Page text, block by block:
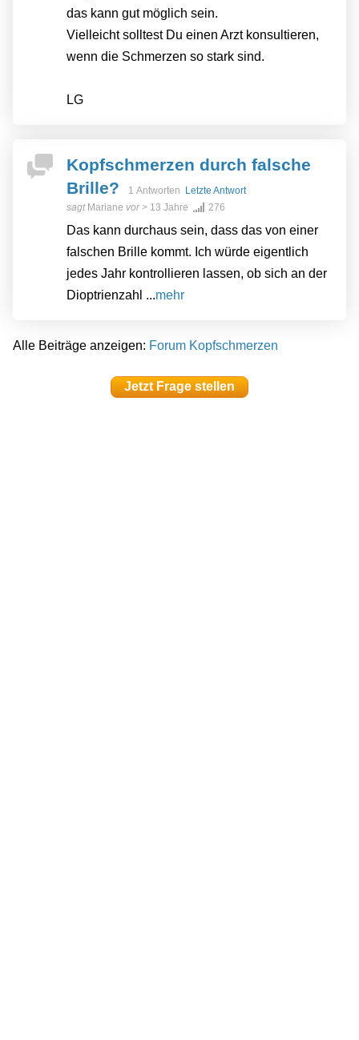
das kann gut möglich sein.
Vielleicht solltest Du einen Arzt konsultieren,
wenn die Schmerzen so stark sind.
LG
Kopfschmerzen durch falsche
Brille?
1 Antworten
Letzte Antwort
sagt Mariane vor> 13 Jahre 276
Das kann durchaus sein, dass das von einer
falschen Brille kommt. Ich würde eigentlich
jedes Jahr kontrollieren lassen, ob sich an der
Dioptrienzahl ...mehr
Alle Beiträge anzeigen: Forum Kopfschmerzen
Jetzt Frage stellen